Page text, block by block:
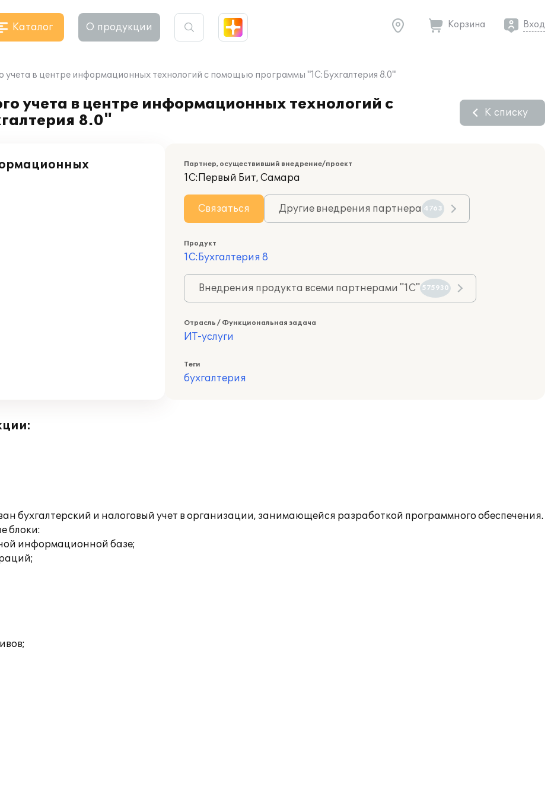
Каталог О продукции Корзина Вход
учета в центре информационных технологий с помощью программы "1С:Бухгалтерия 8.0"
учета в центре информационных технологий с
8.0"
К списку
Партнер, осуществивший внедрение/проект
1С:Первый Бит, Самара
Связаться Другие внедрения партнера 4763
Продукт
1С:Бухгалтерия 8
Внедрения продукта всеми партнерами "1С" 575930
Отрасль / Функциональная задача
ИТ-услуги
Теги
бухгалтерия
бухгалтерский и налоговый учет в организации, занимающейся разработкой программного обеспечения.
блоки:
информационной базе;